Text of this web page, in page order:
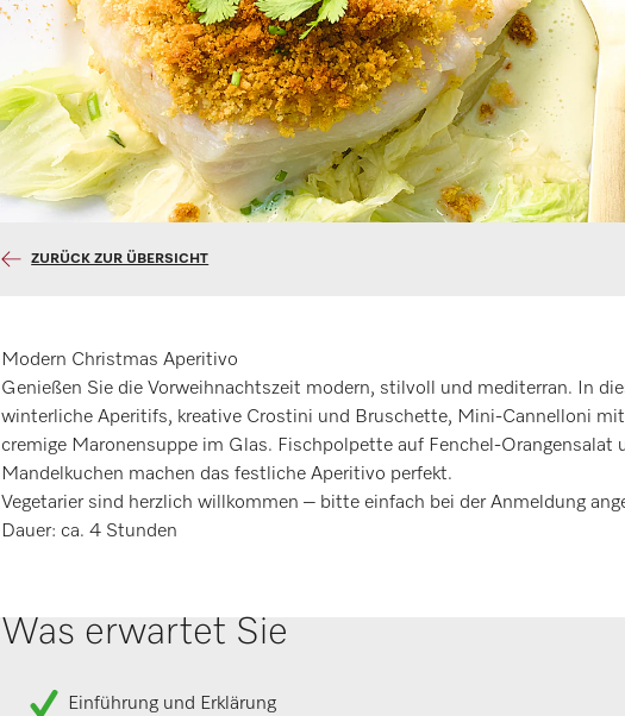
ZURÜCK ZUR ÜBERSICHT
Modern Christmas Aperitivo
Genießen Sie die Vorweihnachtszeit modern, stilvoll und mediterran. In
winterliche Aperitifs, kreative Crostini und Bruschette, Mini-Cannelloni
cremige Maronensuppe im Glas. Fischpolpette auf Fenchel-Orangensalat
Mandelkuchen machen das festliche Aperitivo perfekt.
Vegetarier sind herzlich willkommen – bitte einfach bei der Anmeldung
Dauer: ca. 4 Stunden
Was erwartet Sie
Einführung und Erklärung